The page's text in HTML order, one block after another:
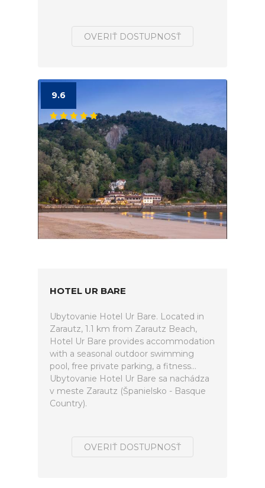
OVERIŤ DOSTUPNOSŤ
9.6
HOTEL UR BARE
Ubytovanie Hotel Ur Bare. Located in
Zarautz, 1.1 km from Zarautz Beach,
Hotel Ur Bare provides accommodation
with a seasonal outdoor swimming
pool, free private parking, a fitness...
Ubytovanie Hotel Ur Bare sa nachádza
v meste Zarautz (Španielsko - Basque
Country).
OVERIŤ DOSTUPNOSŤ